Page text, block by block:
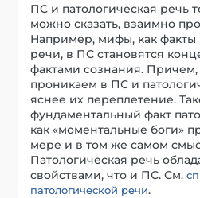
ПС и патологическая речь
можно сказать, взаимно
Например, мифы, как факты
речи, в ПС становятся
фактами сознания.
проникаем в ПС и
яснее их переплетение.
фундаментальный факт
как «моментальные боги»
мере и в том же самом
Патологическая речь
свойствами, что и ПС. См.
патологической речи.